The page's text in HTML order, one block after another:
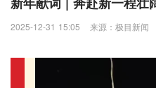
2025-12-31 15:05 来源：极目新闻